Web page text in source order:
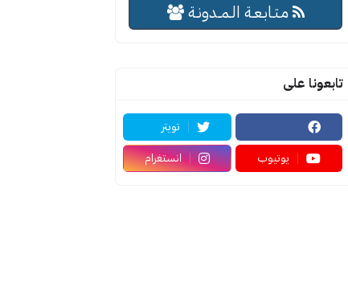
مـتـابـعـة الـمــدونـة
تابعونا على
تويتر
يوتيوب
انستغرام